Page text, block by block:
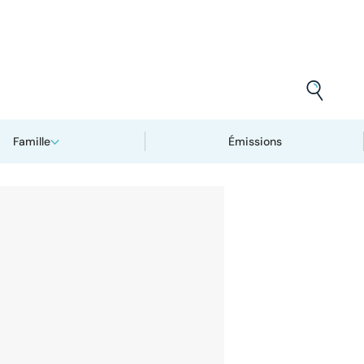
Famille Émissions